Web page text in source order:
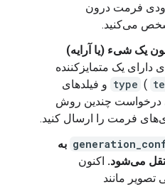
می‌کنید.
یک شیء (یا آرایه)
دارای یک متمایزکننده
type (
) و فیلدهای
درخواست چندین روش
فرمت را ارسال کنید.
به
می‌شود. اکنون
تصویر مانند